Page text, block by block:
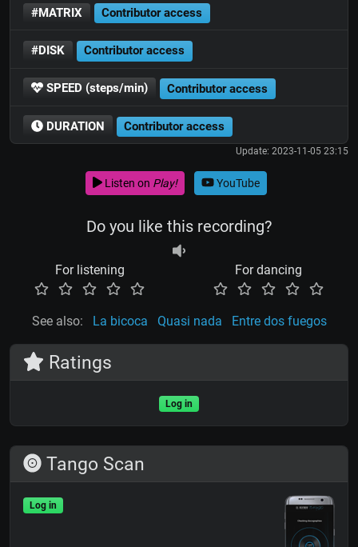
#MATRIX Contributor access
#DISK Contributor access
SPEED (steps/min) Contributor access
DURATION Contributor access
Update: 2023-11-05 23:15
Listen on Play! YouTube
Do you like this recording?
For listening For dancing
See also: La bicoca Quasi nada Entre dos fuegos
Ratings
Log in
Tango Scan
Log in